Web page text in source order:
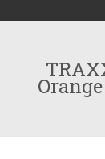
Orange